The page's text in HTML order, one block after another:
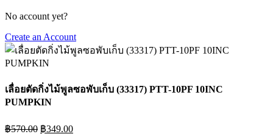
No account yet?
Create an Account
เลื่อยตัดกิ่งไม้พูลซอพับเก็บ (33317) PTT-10PF 10INC
PUMPKIN
฿570.00 Original
฿349.00Current